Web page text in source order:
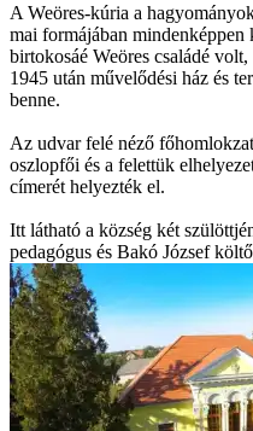
A Weöres-kúria a
mai formájában
birtokosáé Weöres családé volt,
1945 után művelődési ház és
benne.
Az udvar felé néző
oszlopfői és a felettük
címerét helyezték el.
Itt látható a község két
pedagógus és Bakó József